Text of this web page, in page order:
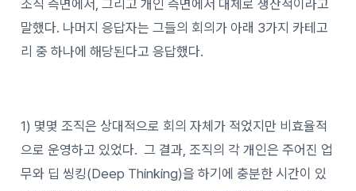
조직 측면에서, 그리고 개인 측면에서 대체로 생산적이라고
말했다. 나머지 응답자는 그들의 회의가 아래 3가지 카테고
리 중 하나에 해당된다고 응답했다.
1) 몇몇 조직은 상대적으로 회의 자체가 적었지만 비효율적
으로 운영하고 있었다. 그 결과, 조직의 각 개인은 주어진 업
무와 딥 씽킹(Deep Thinking)을 하기에 충분한 시간이 있